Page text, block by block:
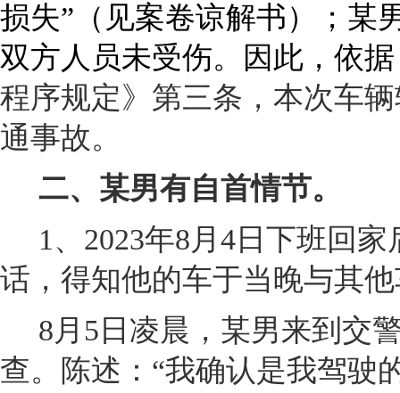
损失”（见案卷谅解书）；某
双方人员未受伤。因此，依
程序规定》第三条，本次车
通事故。
二、某男有自首情节。
1、2023年8月4日下班回
话，得知他的车于当晚与其
8月5日凌晨，某男来到交
查。陈述：“我确认是我驾驶